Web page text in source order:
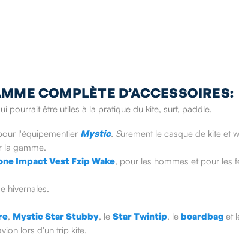
COMPLÈTE D’ACCESSOIRES:
pourrait être utiles à la pratique du kite, surf, paddle.
l'équipementier Mystic. Surement le casque de kite et
la gamme.
Impact Vest Fzip Wake, pour les hommes et pour les
hivernales.
, Mystic Star Stubby, le Star Twintip, le boardbag et
lors d'un trip kite.